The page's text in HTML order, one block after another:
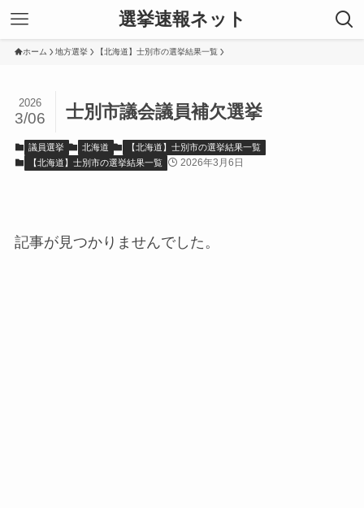
選挙速報ネット
ホーム 地方選挙 【北海道】士別市の選挙結果一覧
士別市議会議員補欠選挙
2026
3/06
議員選挙 北海道
【北海道】士別市の選挙結果一覧
【北海道】士別市の選挙結果一覧
2026年3月6日
記事が見つかりませんでした。